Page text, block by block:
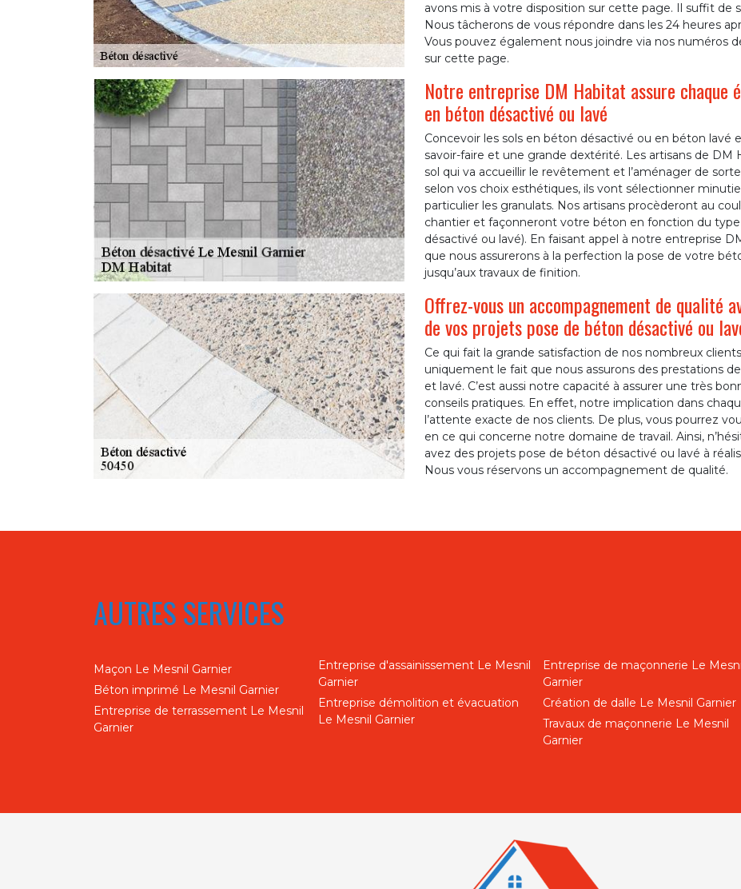
avons mis à votre disposition sur cette page. Il suffit de
Nous tâcherons de vous répondre dans les 24 heures
Vous pouvez également nous joindre via nos numéros
sur cette page.
Notre entreprise DM Habitat assure chaque
en béton désactivé ou lavé
Concevoir les sols en béton désactivé ou en béton lavé
savoir-faire et une grande dextérité. Les artisans de
sol qui va accueillir le revêtement et l’aménager de
selon vos choix esthétiques, ils vont sélectionner
particulier les granulats. Nos artisans procèderont au
chantier et façonneront votre béton en fonction du
désactivé ou lavé). En faisant appel à notre entreprise
que nous assurerons à la perfection la pose de votre
jusqu’aux travaux de finition.
Offrez-vous un accompagnement de qualité
de vos projets pose de béton désactivé ou
Ce qui fait la grande satisfaction de nos nombreux
uniquement le fait que nous assurons des prestations
et lavé. C’est aussi notre capacité à assurer une très
conseils pratiques. En effet, notre implication dans
l’attente exacte de nos clients. De plus, vous pourrez
en ce qui concerne notre domaine de travail. Ainsi,
avez des projets pose de béton désactivé ou lavé à
Nous vous réservons un accompagnement de qualité.
AUTRES SERVICES
Maçon Le Mesnil Garnier
Béton imprimé Le Mesnil Garnier
Entreprise de terrassement Le Mesnil
Garnier
Entreprise d'assainissement Le Mesnil
Garnier
Entreprise démolition et évacuation
Le Mesnil Garnier
Entreprise de maçonnerie Le
Garnier
Création de dalle Le Mesnil Garnier
Travaux de maçonnerie Le Mesnil
Garnier